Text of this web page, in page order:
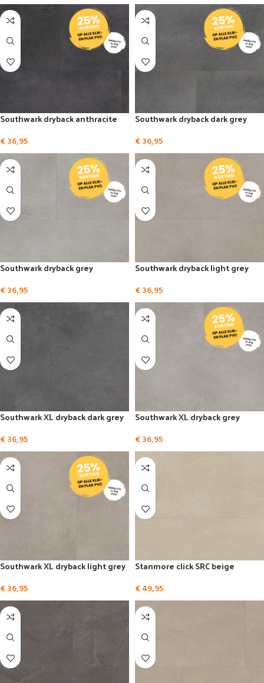
Southwark dryback anthracite
€36,95
Southwark dryback dark grey
€36,95
Southwark dryback grey
€36,95
Southwark dryback light grey
€36,95
Southwark XL dryback dark grey
€36,95
Southwark XL dryback grey
€36,95
Southwark XL dryback light grey
€36,95
Stanmore click SRC beige
€49,95